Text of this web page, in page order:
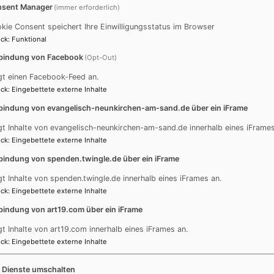
(1847 - 1926) „Lobe den Herren, den mächtigen König“
(1891 – 1971) „Lobe den Herren, den mächtigen König“
Steinmeyer aus Oettingen; wurde gebraucht
Schleiflade
durch Orgelbau Deininger+Renner aus Oettingen
Gedackt 8´; Prinzipal 4´; Flöte 4´; Oktave 2´; Mixtur 3-
Manager (immer erforderlich)
Consent speichert Ihre Einwilligungsstatus im Browser
: Funktional
von Facebook (Opt-Out)
einen Facebook-Feed an.
: Eingebettete externe Inhalte
von evangelisch-neunkirchen-am-sand.de über ein iFrame
Inhalte von evangelisch-neunkirchen-am-sand.de innerhalb eines
: Eingebettete externe Inhalte
von spenden.twingle.de über ein iFrame
Inhalte von spenden.twingle.de innerhalb eines iFrames an.
: Eingebettete externe Inhalte
von art19.com über ein iFrame
Inhalte von art19.com innerhalb eines iFrames an.
: Eingebettete externe Inhalte
Dienste umschalten